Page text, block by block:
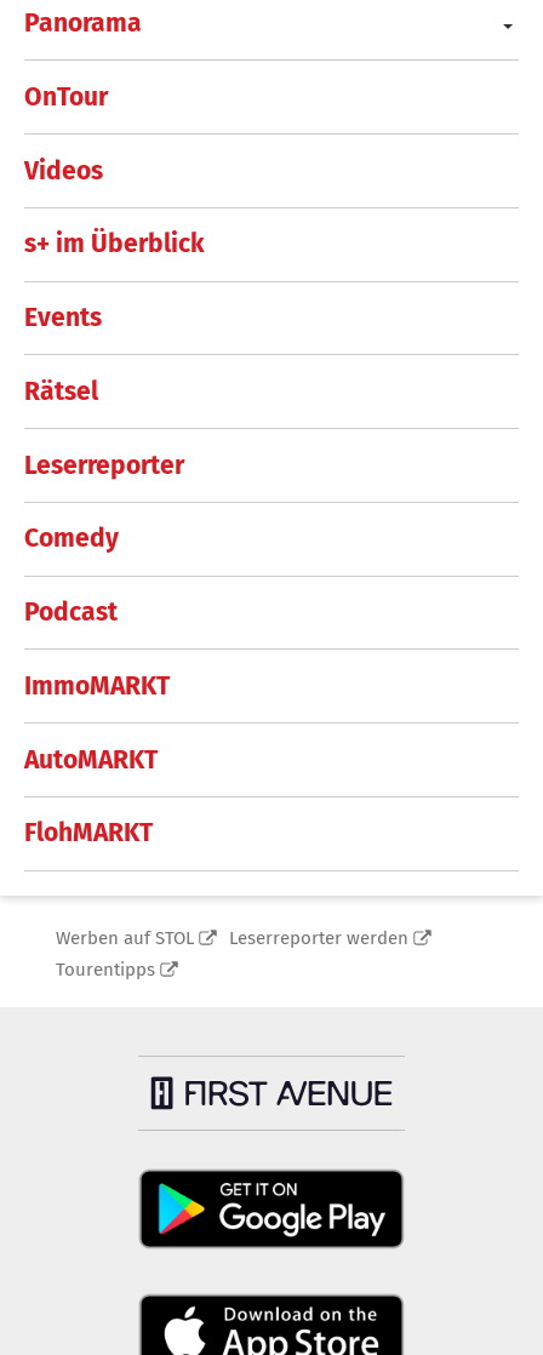
Panorama
OnTour
Videos
s+ im Überblick
Events
Rätsel
Leserreporter
Comedy
Podcast
ImmoMARKT
AutoMARKT
FlohMARKT
Werben auf STOL
Leserreporter werden
Tourentipps